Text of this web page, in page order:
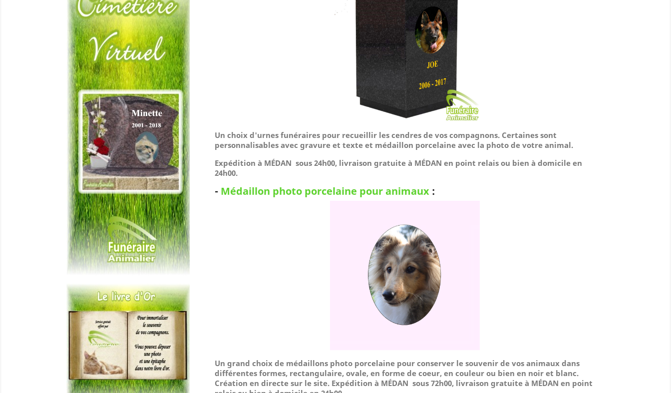
Un choix d'urnes funéraires pour recueillir les cendres de vos compagnons. Certaines sont
personnalisables avec gravure et texte et médaillon porcelaine avec la photo de votre animal.
Expédition à MÉDAN sous 24h00, livraison gratuite à MÉDAN en point relais ou bien à domicile en
24h00.
- Médaillon photo porcelaine pour animaux:
Un grand choix de médaillons photo porcelaine pour conserver le souvenir de vos animaux dans
différentes formes, rectangulaire, ovale, en forme de coeur, en couleur ou bien en noir et blanc.
Création en directe sur le site. Expédition à MÉDAN sous 72h00, livraison gratuite à MÉDAN en point